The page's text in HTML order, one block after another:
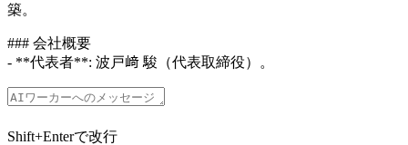
築。
### 会社概要
- **代表者**: 波戸﨑 駿（代表取締役）。
Shift+Enterで改行